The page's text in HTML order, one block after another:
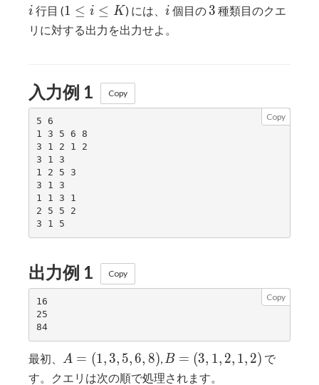
i
i 行目 (1\leq
i\leq
K
1 ≤ i ≤ K) には、 i
i 個目の 3
3 種類目のクエ
リに対する出力を出力せよ。
入力例 1 Copy
Copy
5 6
1 3 5 6 8
3 1 2 1 2
3 1 3
1 2 5 3
3 1 3
1 1 3 1
2 5 5 2
出力例 1 Copy
Copy
16
25
84
最初、
A=
(1,3,5,6,8)
A = (1, 3, 5, 6, 8) B=
(3,1,2,1,2)
B = (3, 1, 2, 1, 2) で
す。クエリは次の順で処理されます。